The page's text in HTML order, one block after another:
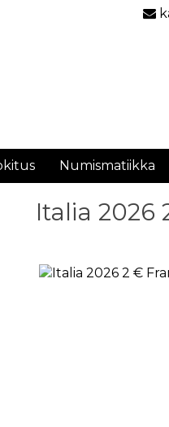
Numismatiikka
Italia 2026